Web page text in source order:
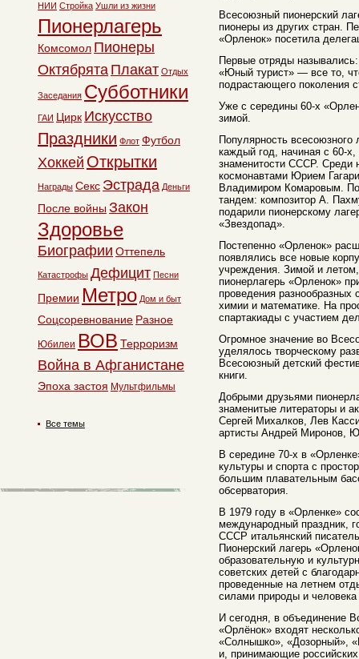
Всесоюзный пионерский
пионеры из других стран.
«Орленок» посетила
Первые отряды
«Юный турист» — все то,
подрастающего поколения
Уже с середины 60-х
зимой.
Популярность
каждый год, начиная с 60-
знаменитости СССР. Среди
космонавтами Юрием
Владимиром Комаровым.
тандем: композитор А.
подарили пионерскому
«Звездопад».
Постепенно «Орленок»
появлялись все новые
учреждения. Зимой и
пионерлагерь «Орленок»
проведения
химии и математике. На
спартакиады с участием
Огромное значение во
уделялось творческому
Всесоюзный детский
книги.
Добрыми друзьями
знаменитые литераторы и
Сергей Михалков, Лев
артисты Андрей Миронов,
В середине 70-х в
культуры и спорта с
большим плавательным
обсерватория.
В 1979 году в «Орленке»
международный праздник,
СССР итальянский
Пионерский лагерь
образовательную и
советских детей с
проведенные на летнем
силами природы и
И сегодня, в объединение
«Орлёнок» входят
«Солнышко», «Дозорный»,
и, принимающие
НИИ Стройка Ушли из жизни
Пионерлагерь
Комсомол Пионеры
Октябрята Плакат Отдых
Заседания Субботники
ГАИ Цирк Искусство
Праздники Флот Футбол
Хоккей Открытки
Награды Секс Эстрада Деньги
После войны Закон
Здоровье
Биографии Оттепель
Катастрофы Дефицит Песни
Премии Метро Дом и быт
Соцсоревнование Разное
Юбилеи ВОВ Терроризм
Война в Афганистане
Эпоха застоя Мультфильмы
Все темы